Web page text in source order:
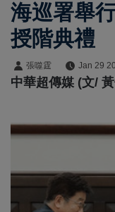
海巡署舉
授階典禮
科技韌性
張噬霆 Jan 29
中華超傳媒 (文/